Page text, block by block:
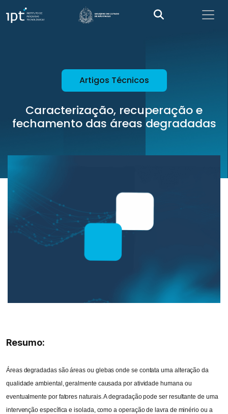
Artigos Técnicos
Caracterização, recuperação e
fechamento das áreas degradadas
Resumo:
Áreas degradadas são áreas ou glebas onde se contata uma alteração da
qualidade ambiental, geralmente causada por atividade humana ou
eventualmente por fatores naturais. A degradação pode ser resultante de uma
intervenção específica e isolada, como a operação de lavra de minério ou a